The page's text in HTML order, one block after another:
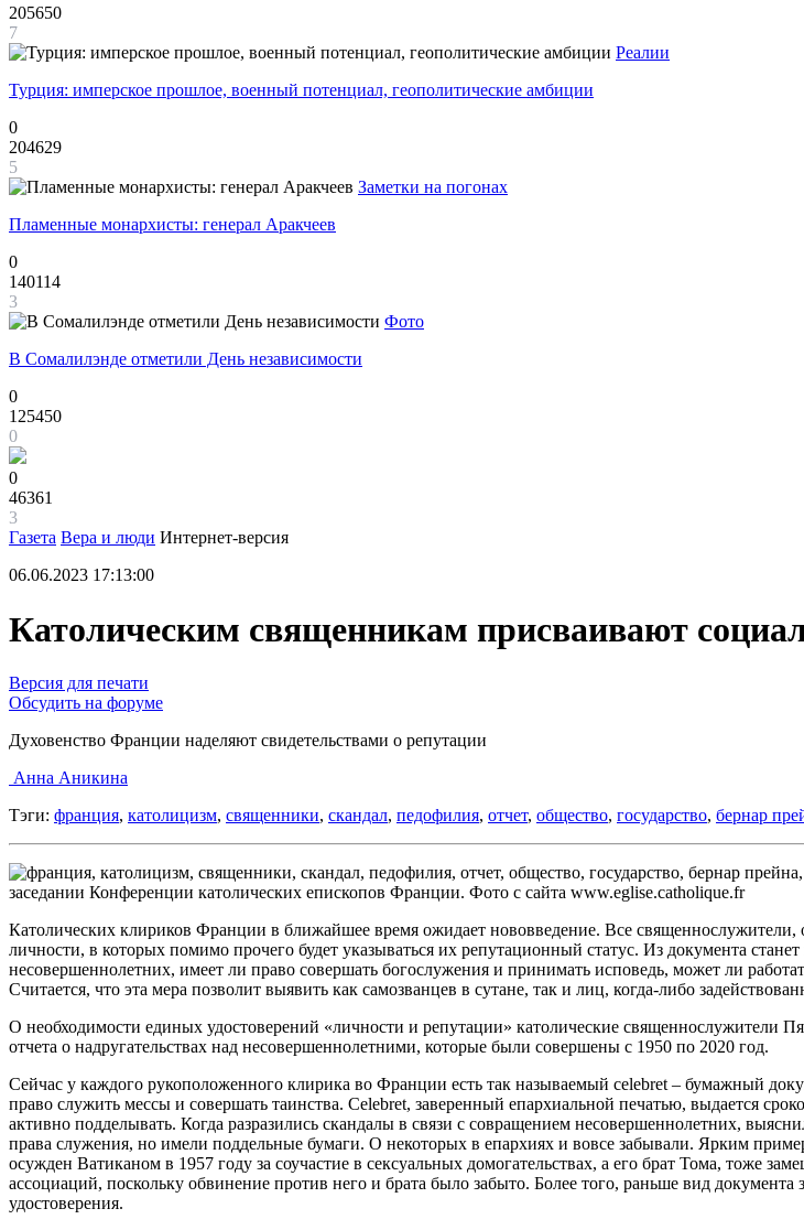
205650
7
Реалии
Турция: имперское прошлое, военный потенциал, геополитические амбиции
0
204629
5
Заметки на погонах
Пламенные монархисты: генерал Аракчеев
0
140114
3
Фото
В Сомалилэнде отметили День независимости
0
125450
0
0
46361
3
Газета Вера и люди Интернет-версия
06.06.2023 17:13:00
Католическим священникам присваивают
Версия для печати
Обсудить на форуме
Духовенство Франции наделяют свидетельствами о репутации
Анна Аникина
Тэги: франция, католицизм, священники, скандал, педофилия, отчет, общество, государство, бернар
заседании Конференции католических епископов Франции. Фото с сайта www.eglise.catholique.fr
Католических клириков Франции в ближайшее время ожидает нововведение. Все священнослужители,
личности, в которых помимо прочего будет указываться их репутационный статус. Из документа
несовершеннолетних, имеет ли право совершать богослужения и принимать исповедь, может ли
Считается, что эта мера позволит выявить как самозванцев в сутане, так и лиц, когда-либо
О необходимости единых удостоверений «личности и репутации» католические священнослужители
отчета о надругательствах над несовершеннолетними, которые были совершены с 1950 по 2020 год.
Сейчас у каждого рукоположенного клирика во Франции есть так называемый celebret – бумажный
право служить мессы и совершать таинства. Celebret, заверенный епархиальной печатью, выдается
активно подделывать. Когда разразились скандалы в связи с совращением несовершеннолетних,
права служения, но имели поддельные бумаги. О некоторых в епархиях и вовсе забывали. Ярким
осужден Ватиканом в 1957 году за соучастие в сексуальных домогательствах, а его брат Тома, тоже
ассоциаций, поскольку обвинение против него и брата было забыто. Более того, раньше вид
удостоверения.